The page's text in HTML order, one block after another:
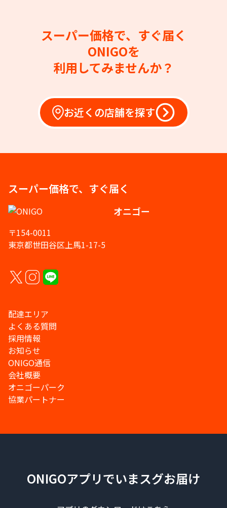
スーパー価格で、すぐ届く
ONIGOを
利用してみませんか？
お近くの店舗を探す
スーパー価格で、すぐ届く
オニゴー
〒154-0011
東京都世田谷区上馬1-17-5
配達エリア
よくある質問
採用情報
お知らせ
ONIGO通信
会社概要
オニゴーパーク
協業パートナー
ONIGOアプリでいまスグお届け